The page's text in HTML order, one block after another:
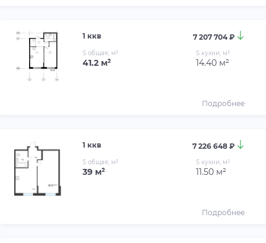
1 ккв 7 207 704 ₽
S общая, м²
41.2 м²
S кухни, м²
14.40 м²
Подробнее
1 ккв 7 226 648 ₽
S общая, м²
39 м²
S кухни, м²
11.50 м²
Подробнее